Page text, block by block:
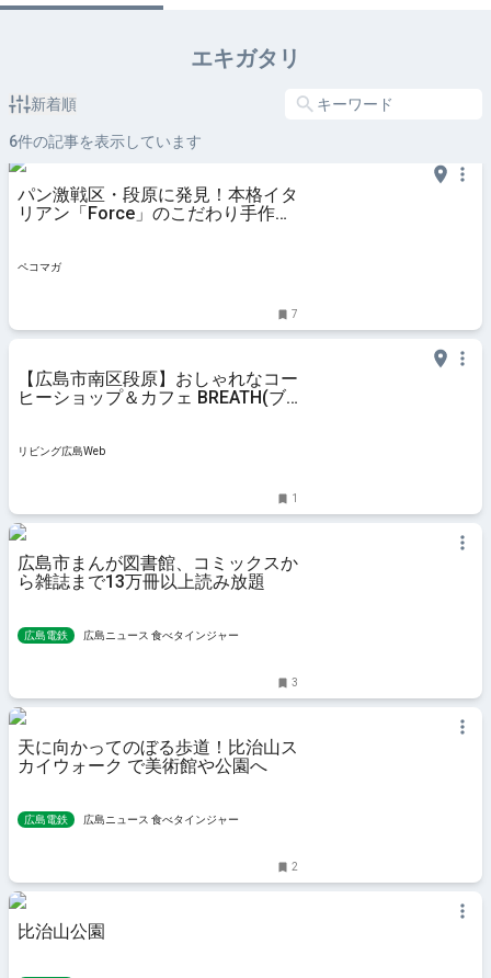
エキガタリ
新着順
6件の記事を表示しています
パン激戦区・段原に発見！本格イタ
リアン「Force」のこだわり手作り
ペコマガ
7
【広島市南区段原】おしゃれなコー
ヒーショップ＆カフェ BREATH(ブ
リビング広島Web
1
広島市まんが図書館、コミックスか
ら雑誌まで13万冊以上読み放題
広島電鉄 広島ニュース 食べタインジャー
3
天に向かってのぼる歩道！比治山ス
カイウォーク で美術館や公園へ
広島電鉄 広島ニュース 食べタインジャー
2
比治山公園